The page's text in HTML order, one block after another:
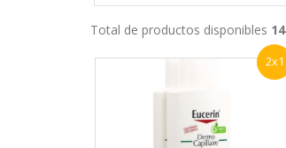
Total de productos disponibles 14
2x1